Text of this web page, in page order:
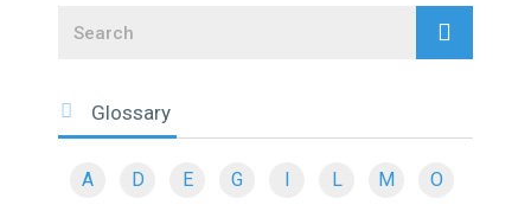
Search
Glossary
A D E G L M O